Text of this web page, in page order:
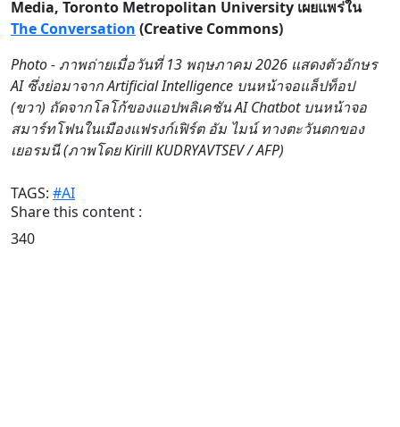
Media, Toronto Metropolitan University เผยแพร่ใน
The Conversation (Creative Commons)
Photo - ภาพถ่ายเมื่อวันที่ 13 พฤษภาคม 2026 แสดงตัวอักษร
AI ซึ่งย่อมาจาก Artificial Intelligence บนหน้าจอแล็ปท็อป
(ขวา) ถัดจากโลโก้ของแอปพลิเคชัน AI Chatbot บนหน้าจอ
สมาร์ทโฟนในเมืองแฟรงก์เฟิร์ต อัม ไมน์ ทางตะวันตกของ
เยอรมนี (ภาพโดย Kirill KUDRYAVTSEV / AFP)
TAGS: #AI
Share this content :
340